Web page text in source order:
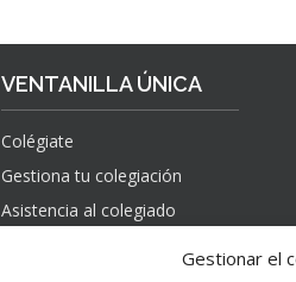
Gestionar el
VENTANILLA ÚNICA
Colégiate
Gestiona tu colegiación
Asistencia al colegiado